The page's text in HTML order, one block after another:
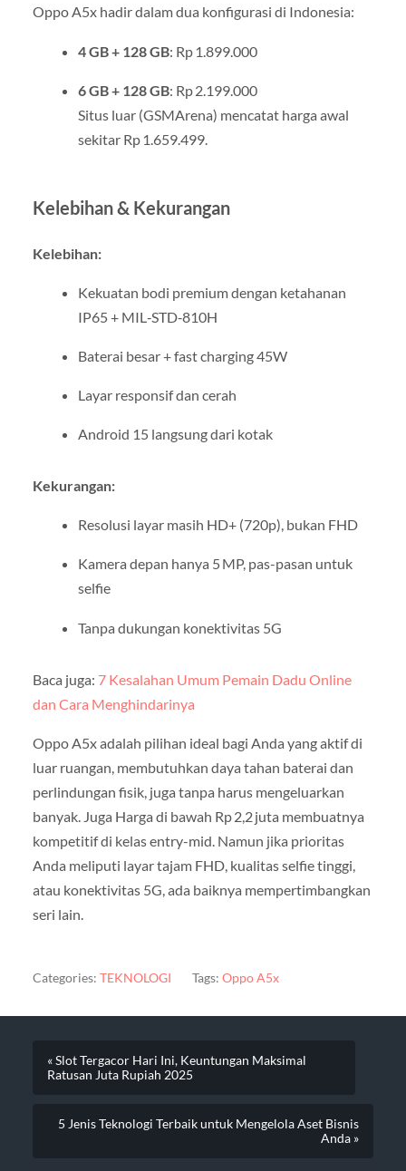
Oppo A5x hadir dalam dua konfigurasi di Indonesia:
4 GB + 128 GB: Rp 1.899.000
6 GB + 128 GB: Rp 2.199.000
Situs luar (GSMArena) mencatat harga awal
sekitar Rp 1.659.499.
Kelebihan & Kekurangan
Kelebihan:
Kekuatan bodi premium dengan ketahanan
IP65 + MIL‑STD‑810H
Baterai besar + fast charging 45W
Layar responsif dan cerah
Android 15 langsung dari kotak
Kekurangan:
Resolusi layar masih HD+ (720p), bukan FHD
Kamera depan hanya 5 MP, pas-pasan untuk
selfie
Tanpa dukungan konektivitas 5G
Baca juga: 7 Kesalahan Umum Pemain Dadu Online
dan Cara Menghindarinya
Oppo A5x adalah pilihan ideal bagi Anda yang aktif di
luar ruangan, membutuhkan daya tahan baterai dan
perlindungan fisik, juga tanpa harus mengeluarkan
banyak. Juga Harga di bawah Rp 2,2 juta membuatnya
kompetitif di kelas entry-mid. Namun jika prioritas
Anda meliputi layar tajam FHD, kualitas selfie tinggi,
atau konektivitas 5G, ada baiknya mempertimbangkan
seri lain.
Categories: TEKNOLOGI Tags: Oppo A5x
« Slot Tergacor Hari Ini, Keuntungan Maksimal
Ratusan Juta Rupiah 2025
5 Jenis Teknologi Terbaik untuk Mengelola Aset Bisnis
Anda »